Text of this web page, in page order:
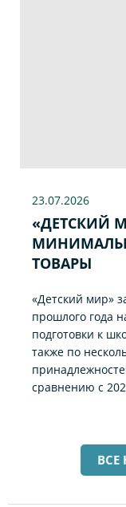
23.07.2026
«ДЕТСКИЙ
ТОВАРЫ
«Детский мир»
прошлого года
подготовки к
также по
сравнению с